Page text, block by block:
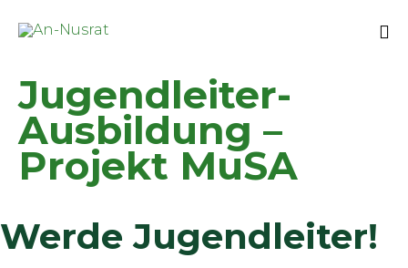
Jugendleiter-
Ausbildung –
Projekt MuSA
Werde Jugendleiter!